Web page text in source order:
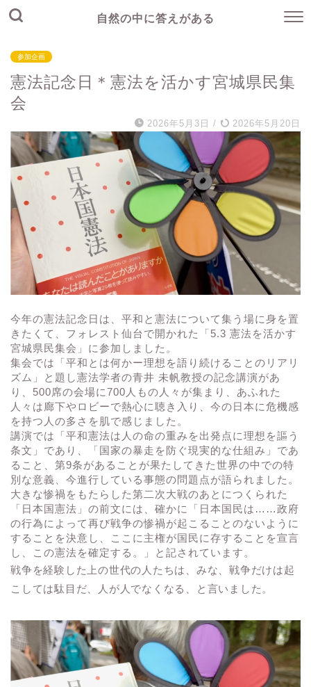
自然の中に答えがある
参加企画
憲法記念日＊憲法を活かす宮城県民集
会
2026年5月3日 / 2026年5月20日
今年の憲法記念日は、平和と憲法について集う場に身を置
きたくて、フォレスト仙台で開かれた「5.3 憲法を活かす
宮城県民集会」に参加しました。
集会では「平和とは何かー理想を語り続けることのリアリ
ズム」と題し憲法学者の青井 未帆教授の記念講演があ
り、500席の会場に700人もの人々が集まり、あふれた
人々は廊下やロビーで熱心に聴き入り、今の日本に危機感
を持つ人の多さを肌で感じました。
講演では「平和憲法は人の命の重みを出発点に理想を謳う
条文」であり、「国家の暴走を防ぐ現実的な仕組み」であ
ること、第9条があることが果たしてきた世界の中での特
別な意義、今進行している事態の問題点が語られました。
大きな惨禍をもたらした第二次大戦のあとにつくられた
「日本国憲法」の前文には、確かに「日本国民は……政府
の行為によって再び戦争の惨禍が起こることのないように
することを決意し、ここに主権が国民に存することを宣言
し、この憲法を確定する。」と記されています。
戦争を経験した上の世代の人たちは、みな、戦争だけは起
こしては駄目だ、人が人でなくなる、と言いました。